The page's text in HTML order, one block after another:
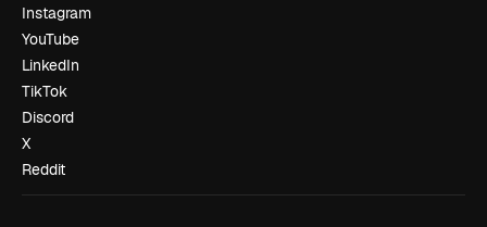
Instagram
YouTube
LinkedIn
TikTok
Discord
X
Reddit